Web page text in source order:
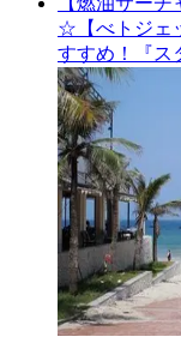
☆【べトジェ
すすめ！『ス